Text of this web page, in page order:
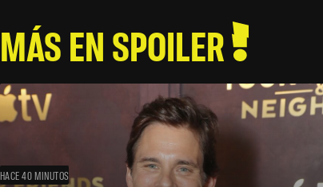
MÁS EN SPOILER
HACE 40 MINUTOS